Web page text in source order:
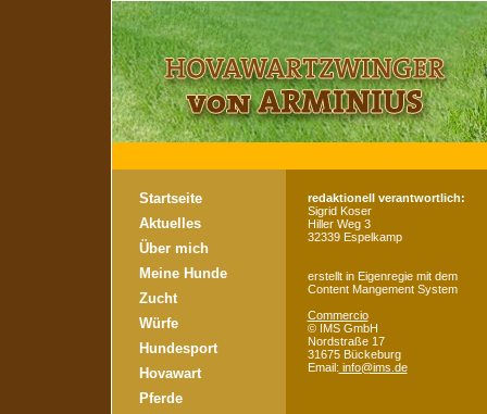
Startseite
Aktuelles
Über mich
Meine Hunde
Zucht
Würfe
Hundesport
Hovawart
Pferde
redaktionell verantwortlich:
Sigrid Koser
Hiller Weg 3
32339 Espelkamp
erstellt in Eigenregie mit dem
Content Mangement System
Commercio
©IMS GmbH
Nordstraße 17
31675 Bückeburg
Email: info@ims.de